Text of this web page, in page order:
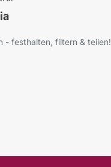
- festhalten, filtern & teilen!